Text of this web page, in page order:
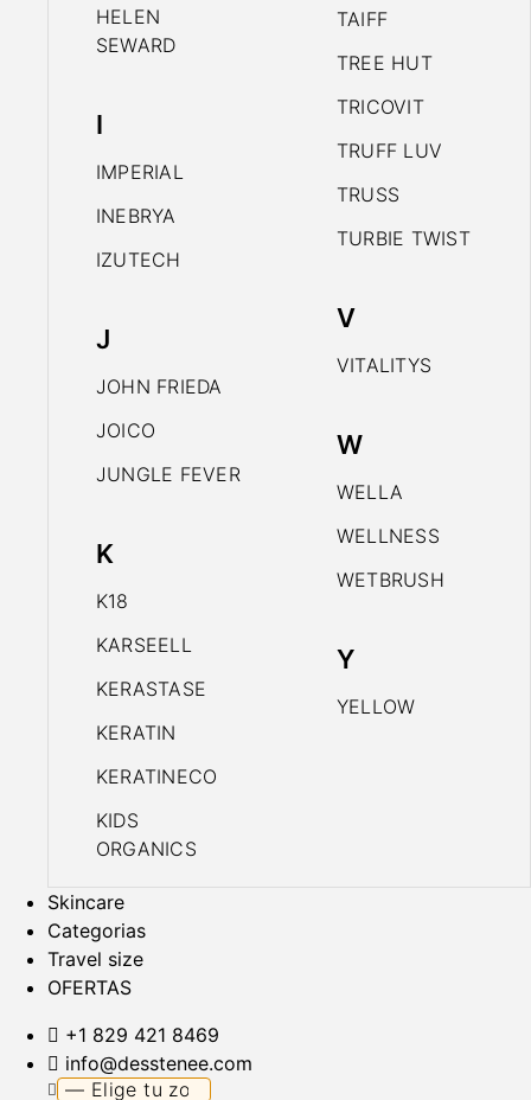
HELEN
SEWARD
I
IMPERIAL
INEBRYA
IZUTECH
J
JOHN FRIEDA
JOICO
JUNGLE FEVER
K
K18
KARSEELL
KERASTASE
KERATIN
KERATINECO
KIDS
ORGANICS
TAIFF
TREE HUT
TRICOVIT
TRUFF LUV
TRUSS
TURBIE TWIST
V
VITALITYS
W
WELLA
WELLNESS
WETBRUSH
Y
YELLOW
Skincare
Categorias
Travel size
OFERTAS
+1 829 421 8469
info@desstenee.com